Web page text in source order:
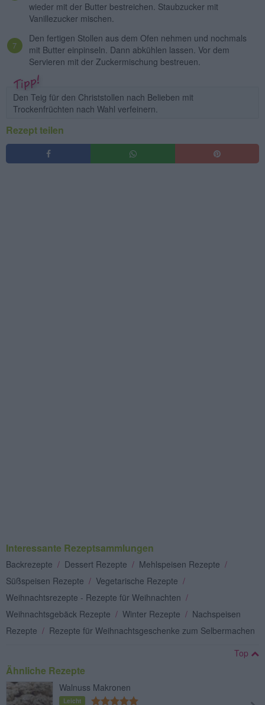
wieder mit der Butter bestreichen. Staubzucker mit
Vanillezucker mischen.
Den fertigen Stollen aus dem Ofen nehmen und nochmals
mit Butter einpinseln. Dann abkühlen lassen. Vor dem
Servieren mit der Zuckermischung bestreuen.
Den Teig für den Christstollen nach Belieben mit
Trockenfrüchten nach Wahl verfeinern.
Rezept teilen
Interessante Rezeptsammlungen
Backrezepte / Dessert Rezepte / Mehlspeisen Rezepte /
Süßspeisen Rezepte / Vegetarische Rezepte /
Weihnachtsrezepte - Rezepte für Weihnachten /
Weihnachtsgebäck Rezepte / Winter Rezepte / Nachspeisen
Rezepte / Rezepte für Weihnachtsgeschenke zum Selbermachen
Top
Ähnliche Rezepte
Walnuss Makronen
Leicht